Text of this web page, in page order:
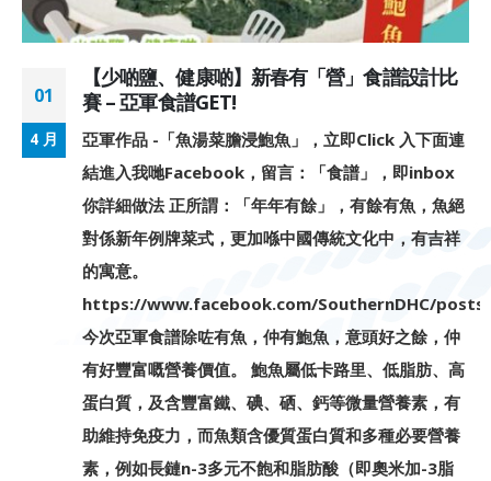
01
4 月
【少啲鹽、健康啲】新春有「營」食譜設計比
賽 – 亞軍食譜GET!
亞軍作品 -「魚湯菜膽浸鮑魚」，立即Click 入下面連
結進入我哋Facebook，留言：「食譜」，即inbox
你詳細做法 正所謂：「年年有餘」，有餘有魚，魚絕
對係新年例牌菜式，更加喺中國傳統文化中，有吉祥
的寓意。
https://www.facebook.com/SouthernDHC/posts/
今次亞軍食譜除咗有魚，仲有鮑魚，意頭好之餘，仲
有好豐富嘅營養價值。 鮑魚屬低卡路里、低脂肪、高
蛋白質，及含豐富鐵、碘、硒、鈣等微量營養素，有
助維持免疫力，而魚類含優質蛋白質和多種必要營養
素，例如長鏈n-3多元不飽和脂肪酸（即奧米加-3脂